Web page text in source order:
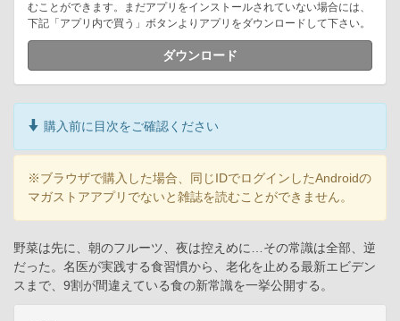
むことができます。まだアプリをインストールされていない場合には、
下記「アプリ内で買う」ボタンよりアプリをダウンロードして下さい。
ダウンロード
購入前に目次をご確認ください
※ブラウザで購入した場合、同じIDでログインしたAndroidの
マガストアアプリでないと雑誌を読むことができません。
野菜は先に、朝のフルーツ、夜は控えめに…その常識は全部、逆
だった。名医が実践する食習慣から、老化を止める最新エビデン
スまで、9割が間違えている食の新常識を一挙公開する。